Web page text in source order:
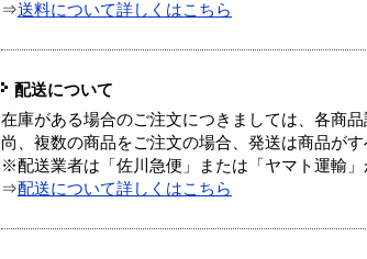
⇒送料について詳しくはこちら
配送について
在庫がある場合のご注文につきましては、各商
尚、複数の商品をご注文の場合、発送は商品が
※配送業者は「佐川急便」または「ヤマト運輸
⇒配送について詳しくはこちら